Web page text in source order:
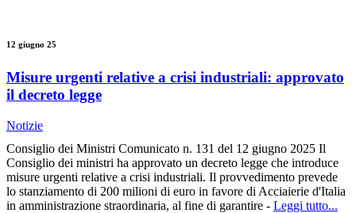
12 giugno 25
Misure urgenti relative a crisi industriali: approvato
il decreto legge
Notizie
Consiglio dei Ministri Comunicato n. 131 del 12 giugno 2025 Il
Consiglio dei ministri ha approvato un decreto legge che introduce
misure urgenti relative a crisi industriali. Il provvedimento prevede
lo stanziamento di 200 milioni di euro in favore di Acciaierie d'Italia
in amministrazione straordinaria, al fine di garantire - Leggi tutto...